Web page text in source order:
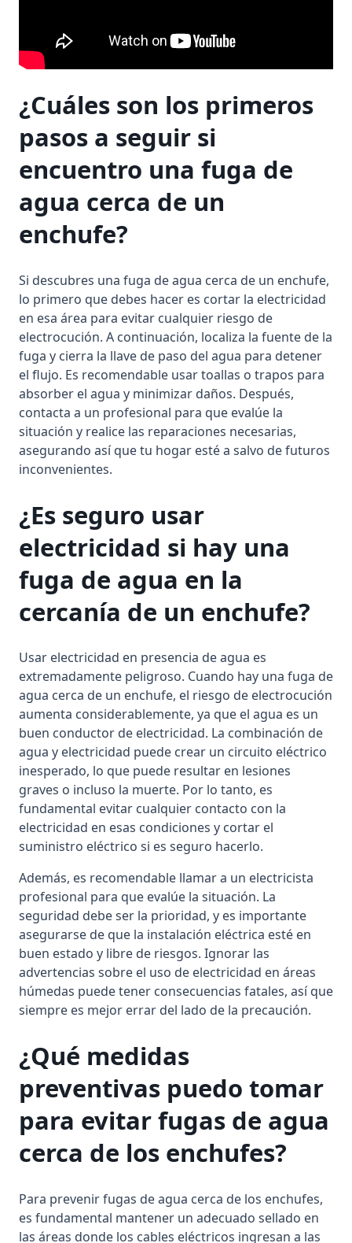
¿Cuáles son los primeros
pasos a seguir si
encuentro una fuga de
agua cerca de un
enchufe?
Si descubres una fuga de agua cerca de un enchufe,
lo primero que debes hacer es cortar la electricidad
en esa área para evitar cualquier riesgo de
electrocución. A continuación, localiza la fuente de la
fuga y cierra la llave de paso del agua para detener
el flujo. Es recomendable usar toallas o trapos para
absorber el agua y minimizar daños. Después,
contacta a un profesional para que evalúe la
situación y realice las reparaciones necesarias,
asegurando así que tu hogar esté a salvo de futuros
inconvenientes.
¿Es seguro usar
electricidad si hay una
fuga de agua en la
cercanía de un enchufe?
Usar electricidad en presencia de agua es
extremadamente peligroso. Cuando hay una fuga de
agua cerca de un enchufe, el riesgo de electrocución
aumenta considerablemente, ya que el agua es un
buen conductor de electricidad. La combinación de
agua y electricidad puede crear un circuito eléctrico
inesperado, lo que puede resultar en lesiones
graves o incluso la muerte. Por lo tanto, es
fundamental evitar cualquier contacto con la
electricidad en esas condiciones y cortar el
suministro eléctrico si es seguro hacerlo.
Además, es recomendable llamar a un electricista
profesional para que evalúe la situación. La
seguridad debe ser la prioridad, y es importante
asegurarse de que la instalación eléctrica esté en
buen estado y libre de riesgos. Ignorar las
advertencias sobre el uso de electricidad en áreas
húmedas puede tener consecuencias fatales, así que
siempre es mejor errar del lado de la precaución.
¿Qué medidas
preventivas puedo tomar
para evitar fugas de agua
cerca de los enchufes?
Para prevenir fugas de agua cerca de los enchufes,
es fundamental mantener un adecuado sellado en
las áreas donde los cables eléctricos ingresan a las